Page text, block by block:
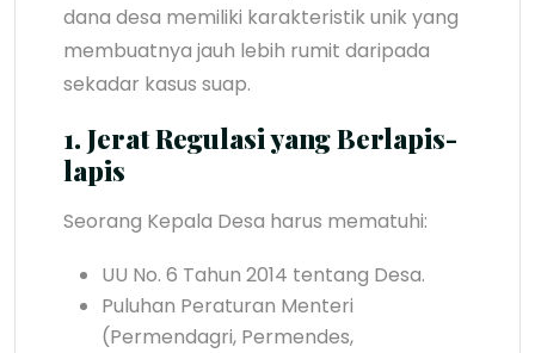
dana desa memiliki karakteristik unik yang
membuatnya jauh lebih rumit daripada
sekadar kasus suap.
1. Jerat Regulasi yang Berlapis-
lapis
Seorang Kepala Desa harus mematuhi:
UU No. 6 Tahun 2014 tentang Desa.
Puluhan Peraturan Menteri
(Permendagri, Permendes,